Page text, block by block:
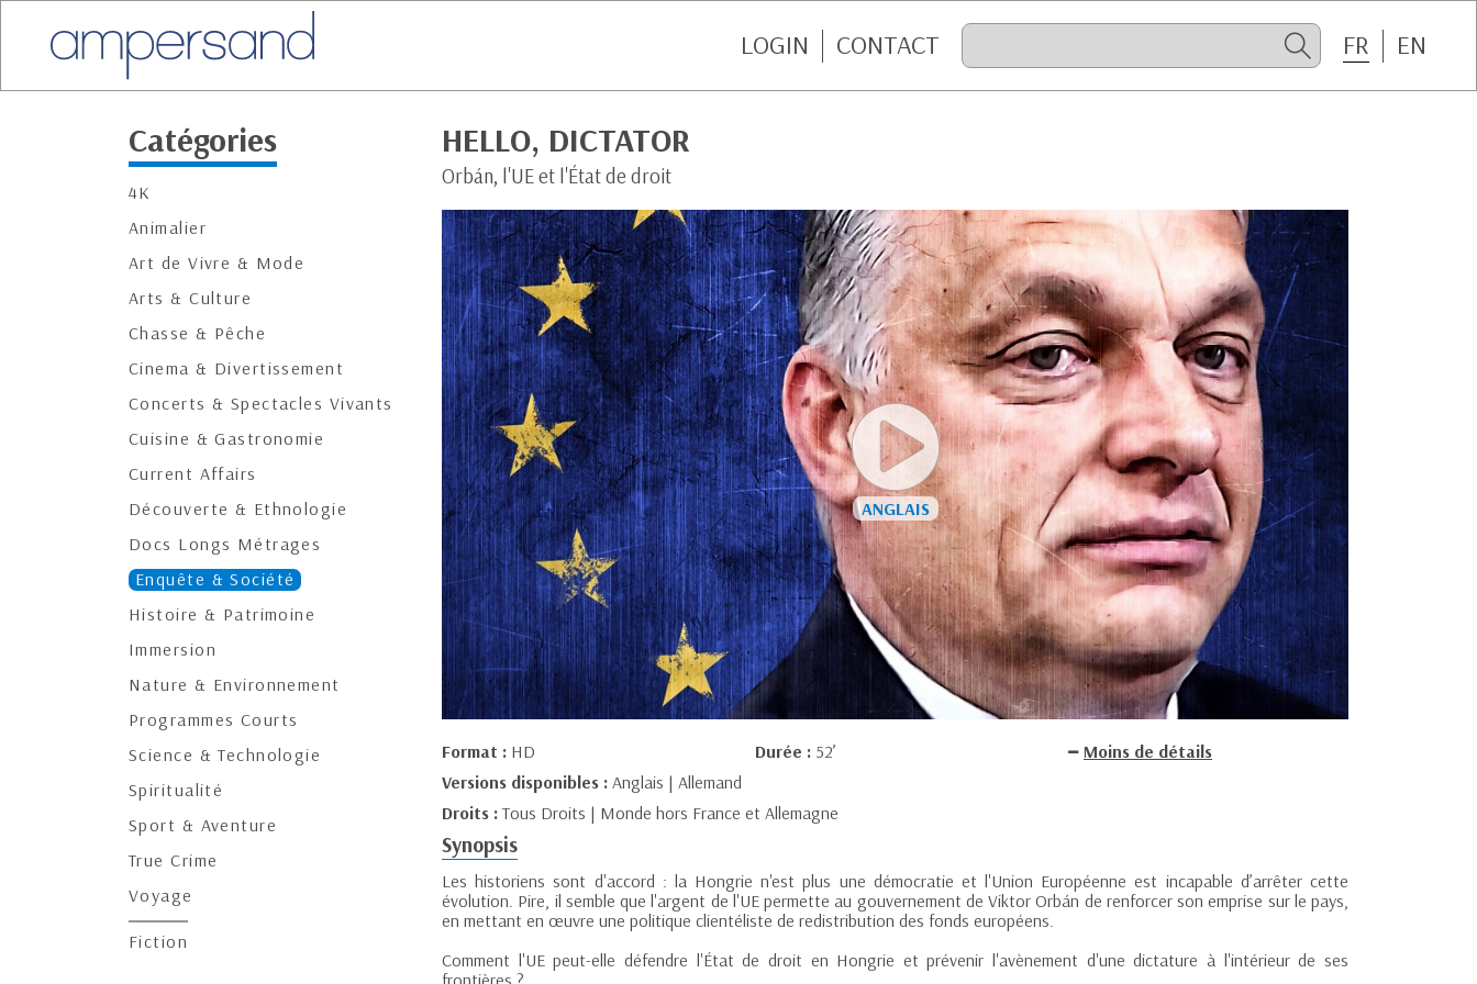
LOGIN CONTACT FR EN
Catégories
4K
Animalier
Art de Vivre & Mode
Arts & Culture
Chasse & Pêche
Cinema & Divertissement
Concerts & Spectacles Vivants
Cuisine & Gastronomie
Current Affairs
Découverte & Ethnologie
Docs Longs Métrages
Enquête & Société
Histoire & Patrimoine
Immersion
Nature & Environnement
Programmes Courts
Science & Technologie
Spiritualité
Sport & Aventure
True Crime
Voyage
Fiction
HELLO, DICTATOR
Orbán, l'UE et l'État de droit
Format : HD Durée : 52’
Moins de détails
Versions disponibles : Anglais | Allemand
Droits :Tous Droits | Monde hors France et Allemagne
Synopsis
Les historiens sont d'accord : la Hongrie n'est plus une démocratie et l'Union Européenne est incapable d’arrêter cette
évolution. Pire, il semble que l'argent de l'UE permette au gouvernement de Viktor Orbán de renforcer son emprise sur le pays,
en mettant en œuvre une politique clientéliste de redistribution des fonds européens.
Comment l'UE peut-elle défendre l'État de droit en Hongrie et prévenir l'avènement d'une dictature à l'intérieur de ses